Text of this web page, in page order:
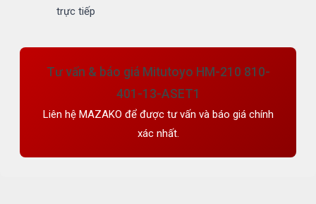
trực tiếp
Tư vấn & báo giá Mitutoyo HM-210 810-
401-13-ASET1
Liên hệ MAZAKO để được tư vấn và báo giá chính
xác nhất.